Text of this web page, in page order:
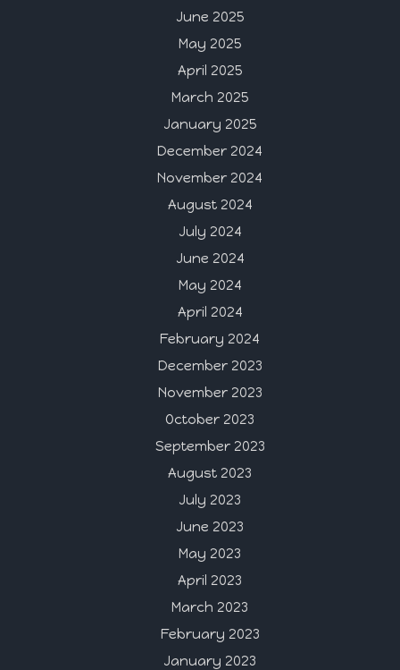
June 2025
May 2025
April 2025
March 2025
January 2025
December 2024
November 2024
August 2024
July 2024
June 2024
May 2024
April 2024
February 2024
December 2023
November 2023
October 2023
September 2023
August 2023
July 2023
June 2023
May 2023
April 2023
March 2023
February 2023
January 2023